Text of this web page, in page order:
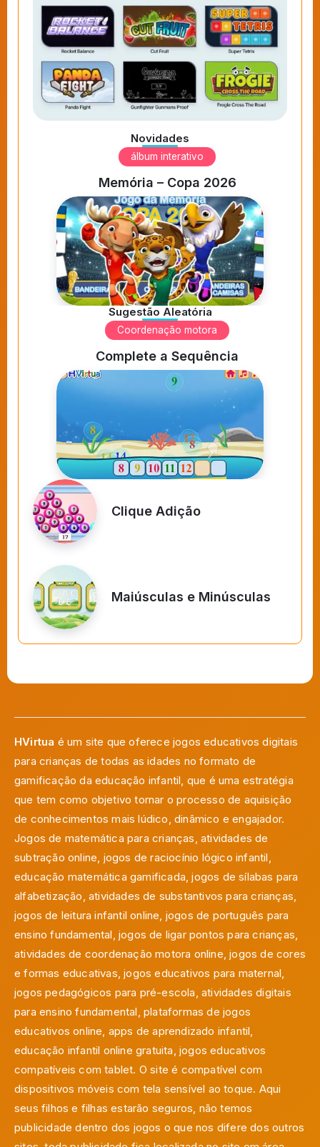
Novidades
álbum interativo
Memória – Copa 2026
Sugestão Aleatória
Coordenação motora
Complete a Sequência
Clique Adição
Maiúsculas e Minúsculas
HVirtua é um site que oferece jogos educativos digitais
para crianças de todas as idades no formato de
gamificação da educação infantil, que é uma estratégia
que tem como objetivo tornar o processo de aquisição
de conhecimentos mais lúdico, dinâmico e engajador.
Jogos de matemática para crianças, atividades de
subtração online, jogos de raciocínio lógico infantil,
educação matemática gamificada, jogos de sílabas para
alfabetização, atividades de substantivos para crianças,
jogos de leitura infantil online, jogos de português para
ensino fundamental, jogos de ligar pontos para crianças,
atividades de coordenação motora online, jogos de cores
e formas educativas, jogos educativos para maternal,
jogos pedagógicos para pré-escola, atividades digitais
para ensino fundamental, plataformas de jogos
educativos online, apps de aprendizado infantil,
educação infantil online gratuita, jogos educativos
compatíveis com tablet. O site é compatível com
dispositivos móveis com tela sensível ao toque. Aqui
seus filhos e filhas estarão seguros, não temos
publicidade dentro dos jogos o que nos difere dos outros